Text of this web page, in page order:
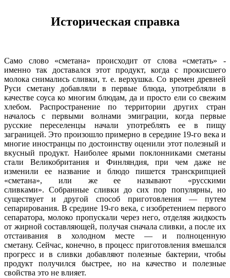
Историческая справка
Само слово «сметана» происходит от слова «сметать» -
именно так доставался этот продукт, когда с прокисшего
молока снимались сливки, т. е. верхушка. Со времен древней
Руси сметану добавляли в первые блюда, употребляли в
качестве соуса ко многим блюдам, да и просто ели со свежим
хлебом. Распространение по территории других стран
началось с первыми волнами эмиграции, когда первые
русские переселенцы начали употреблять ее в пищу
заграницей. Это произошло примерно в середине 19-го века и
многие иностранцы по достоинству оценили этот полезный и
вкусный продукт. Наиболее ярыми поклонниками сметаны
стали Великобритания и Финляндия, при чем даже не
изменили ее название и блюдо пишется транскрипцией
«сметана», или же ее называют «русскими
сливками». Собранные сливки до сих пор популярны, но
существует и другой способ приготовления — путем
сепарирования. В средине 19-го века, с изобретением первого
сепаратора, молоко пропускали через него, отделяя жидкость
от жирной составляющей, получая сначала сливки, а после их
отстаивания в холодном месте — и полноценную
сметану. Сейчас, конечно, в процесс приготовления вмешался
прогресс и в сливки добавляют полезные бактерии, чтобы
продукт получился быстрее, но на качество и полезные
свойства это не влияет.